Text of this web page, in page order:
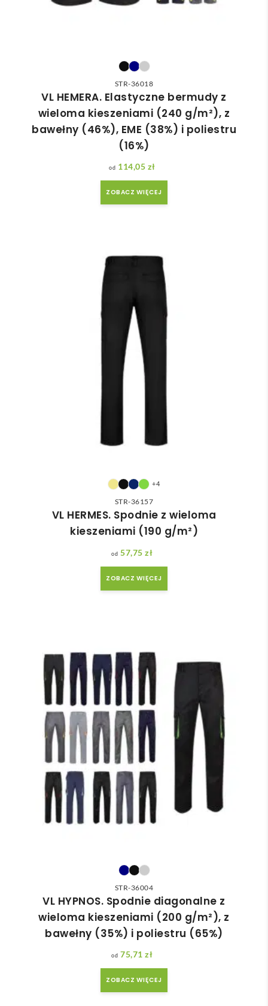
STR-36018
VL HEMERA. Elastyczne bermudy z
wieloma kieszeniami (240 g/m²), z
bawełny (46%), EME (38%) i poliestru
(16%)
114,05 zł
ZOBACZ WIĘCEJ
+4
STR-36157
VL HERMES. Spodnie z wieloma
kieszeniami (190 g/m²)
57,75zł
ZOBACZ WIĘCEJ
STR-36004
VL HYPNOS. Spodnie diagonalne z
wieloma kieszeniami (200 g/m²), z
bawełny (35%) i poliestru (65%)
75,71zł
ZOBACZ WIĘCEJ